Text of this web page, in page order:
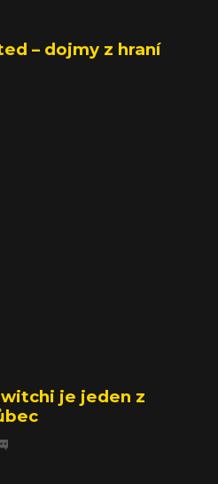
– dojmy z hraní
je jeden z